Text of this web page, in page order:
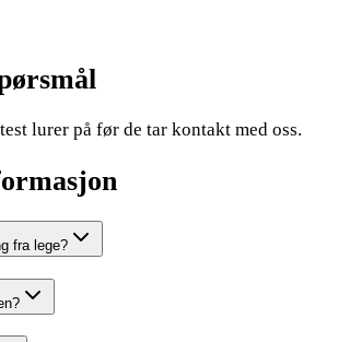
lurer på før de tar kontakt med oss.
fra lege?